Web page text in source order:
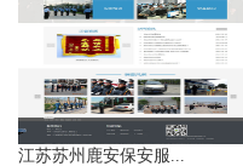
江苏苏州鹿安保安服...